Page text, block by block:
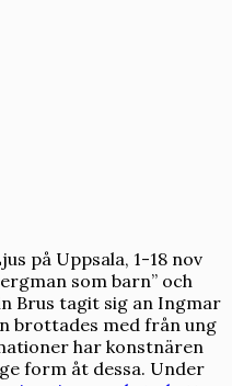
på Uppsala, 1-18 nov
som barn” och
Brus tagit sig an Ingmar
brottades med från ung
har konstnären
form åt dessa. Under